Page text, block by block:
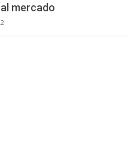
mercado